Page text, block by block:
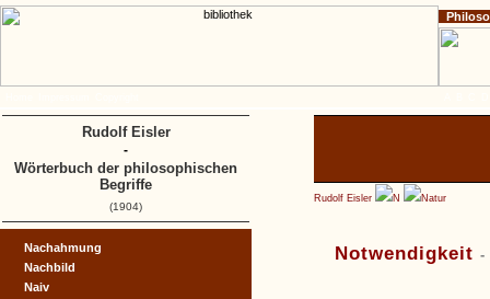
Rudolf Eisler N Natur
Notwendigkeit -
Nachahmung
Nachbild
Naiv
Rudolf Eisler
-
Wörterbuch der philosophischen
Begriffe
(1904)